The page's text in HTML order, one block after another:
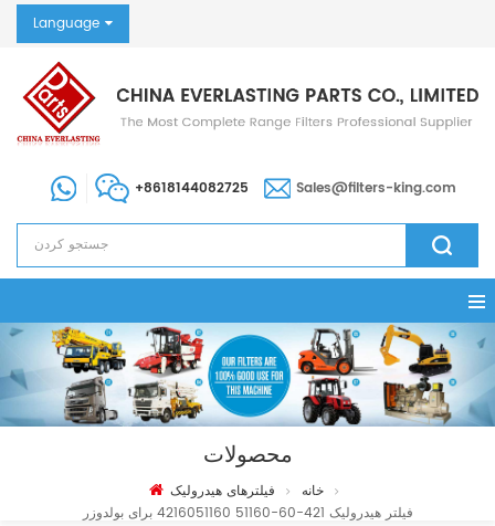
Language
+8618144082725 Sales@filters-king.com
محصولات
خانه
فیلترهای هیدرولیک
فیلتر هیدرولیک 421-60-51160 4216051160 برای بولدوزر